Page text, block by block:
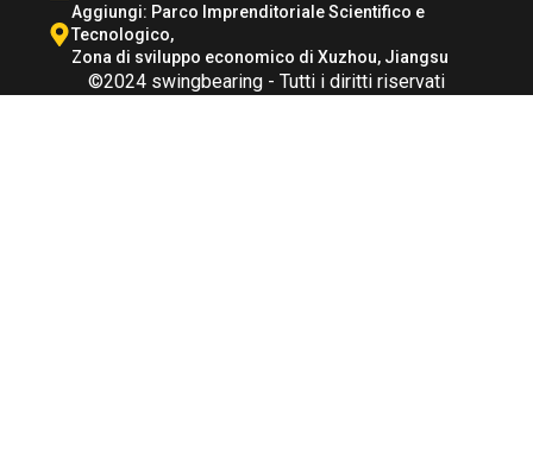
Aggiungi: Parco Imprenditoriale Scientifico e
Tecnologico,
Zona di sviluppo economico di Xuzhou, Jiangsu
©2024 swingbearing - Tutti i diritti riservati